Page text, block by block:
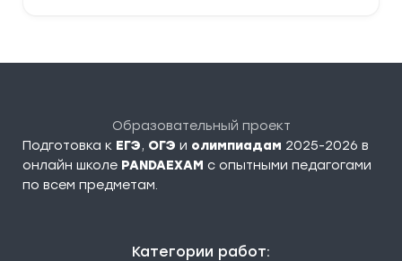
Образовательный проект
Подготовка к ЕГЭ, ОГЭ и олимпиадам 2025-2026 в
онлайн школе PANDAEXAM c опытными педагогами
по всем предметам.
Категории работ: